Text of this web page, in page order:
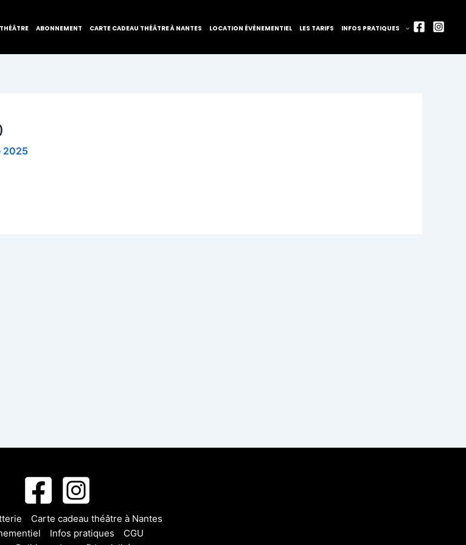
ABONNEMENT CARTE CADEAU THÉÂTRE À NANTES LOCATION ÉVÈNEMENTIEL LES TARIFS INFOS PRATIQUES
2025
Carte cadeau théâtre à Nantes
Infos pratiques
CGU